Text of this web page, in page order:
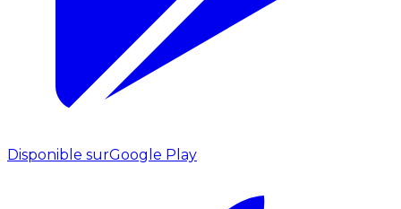
Disponible surGoogle Play